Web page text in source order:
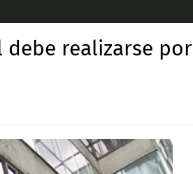
debe realizarse por